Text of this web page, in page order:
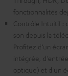
fonctionnalités
Contrôle Intuitif :
son depuis la
Profitez d'un
intégrée,
optique) et d'un